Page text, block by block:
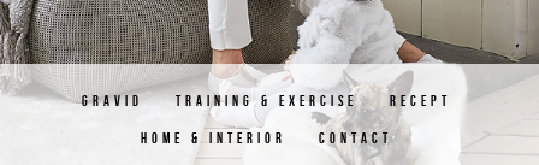
GRAVID TRAINING & EXERCISE RECEPT
HOME & INTERIOR CONTACT